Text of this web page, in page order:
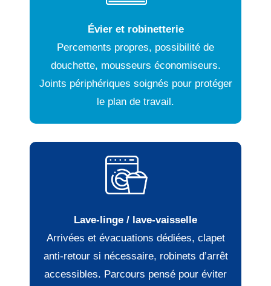
Évier et robinetterie
Percements propres, possibilité de
douchette, mousseurs économiseurs.
Joints périphériques soignés pour protéger
le plan de travail.
Lave-linge / lave-vaisselle
Arrivées et évacuations dédiées, clapet
anti-retour si nécessaire, robinets d’arrêt
accessibles. Parcours pensé pour éviter